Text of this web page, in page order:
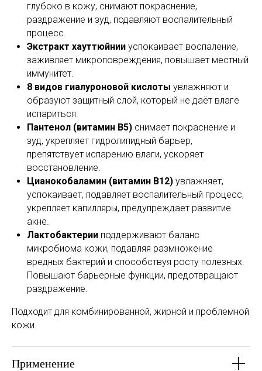
глубоко в кожу, снимают покраснение,
раздражение и зуд, подавляют воспалительный
процесс.
Экстракт хауттюйнии успокаивает воспаление,
заживляет микроповреждения, повышает местный
иммунитет.
8 видов гиалуроновой кислоты увлажняют и
образуют защитный слой, который не даёт влаге
испариться.
Пантенол (витамин B5) снимает покраснение и
зуд, укрепляет гидролипидный барьер,
препятствует испарению влаги, ускоряет
восстановление.
Цианокобаламин (витамин B12) увлажняет,
успокаивает, подавляет воспалительный процесс,
укрепляет капилляры, предупреждает развитие
акне.
Лактобактерии поддерживают баланс
микробиома кожи, подавляя размножение
вредных бактерий и способствуя росту полезных.
Повышают барьерные функции, предотвращают
раздражение.
Подходит для комбинированной, жирной и проблемной
кожи.
Применение